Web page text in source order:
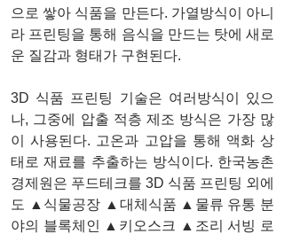
으로 쌓아 식품을 만든다. 가열방식이 아니
라 프린팅을 통해 음식을 만드는 탓에 새로
운 질감과 형태가 구현된다.
3D 식품 프린팅 기술은 여러방식이 있으
나, 그중에 압출 적층 제조 방식은 가장 많
이 사용된다. 고온과 고압을 통해 액화 상
태로 재료를 추출하는 방식이다. 한국농촌
경제원은 푸드테크를 3D 식품 프린팅 외에
도
▲ 식물공장 ▲ 대체식품 ▲ 물류 유통 분
야의 블록체인 ▲ 키오스크 ▲ 조리 서빙 로